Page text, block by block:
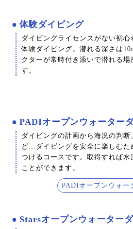
体験ダイビング
ダイビングライセンスがない初
体験ダイビング。潜れる深さは
クターが常時付き添いで潜れる場
す。
PADIオープンウォーター
ダイビングの計画から海況の判断
ど…ダイビングを安全に楽しむた
つけるコースです。取得すれば水
ことができます。
PADIオープンウォー
Starsオープンウォーター